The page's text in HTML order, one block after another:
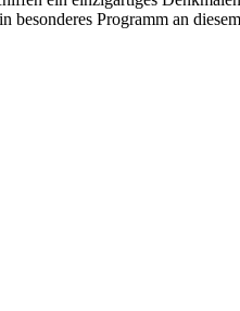
besonderes Programm an